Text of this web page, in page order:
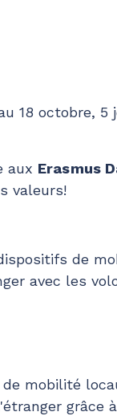
18 octobre,
aux Erasmus
valeurs!
de
avec les
mobilité
grâce